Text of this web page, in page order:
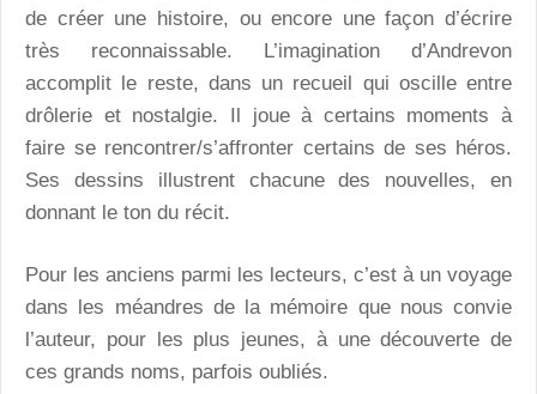
de créer une histoire, ou encore une façon d’écrire
très reconnaissable. L’imagination d’Andrevon
accomplit le reste, dans un recueil qui oscille entre
drôlerie et nostalgie. Il joue à certains moments à
faire se rencontrer/s’affronter certains de ses héros.
Ses dessins illustrent chacune des nouvelles, en
donnant le ton du récit.
Pour les anciens parmi les lecteurs, c’est à un voyage
dans les méandres de la mémoire que nous convie
l’auteur, pour les plus jeunes, à une découverte de
ces grands noms, parfois oubliés.